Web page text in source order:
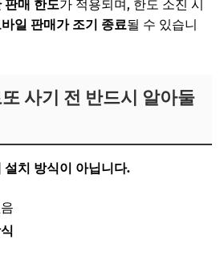
판매 한도가 적용되며, 한도 소진 시
일 판매가 조기 종료될 수 있습니
사기 전 반드시 알아둘
설치 방식이 아닙니다.